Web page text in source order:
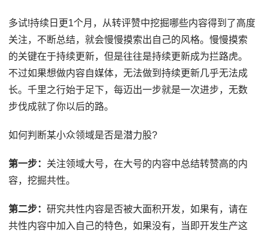
多试!持续日更1个月，从转评赞中挖掘哪些内容得到了高度
关注，不断总结，就会慢慢摸索出自己的风格。慢慢摸索
的关键在于持续更新，但是往往是持续更新成为拦路虎。
不过如果想做内容自媒体，无法做到持续更新几乎无法成
长。千里之行始于足下，每迈出一步就是一次进步，无数
步伐成就了你以后的路。
如何判断某小众领域是否是潜力股?
第一步： 关注领域大号，在大号的内容中总结转赞高的内
容，挖掘共性。
第二步：研究共性内容是否被大面积开发，如果有，请在
共性内容中加入自己的特色，如果没有，当即开发生产这